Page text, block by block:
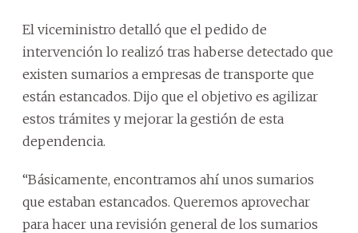
El viceministro detalló que el pedido de
intervención lo realizó tras haberse detectado que
existen sumarios a empresas de transporte que
están estancados. Dijo que el objetivo es agilizar
estos trámites y mejorar la gestión de esta
dependencia.
“Básicamente, encontramos ahí unos sumarios
que estaban estancados. Queremos aprovechar
para hacer una revisión general de los sumarios